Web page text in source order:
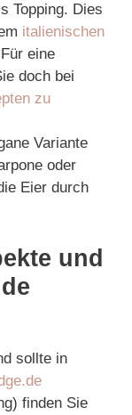
Topping. Dies
italienischen
eine
doch bei
zu
Variante
oder
Eier durch
und
sollte in
finden Sie